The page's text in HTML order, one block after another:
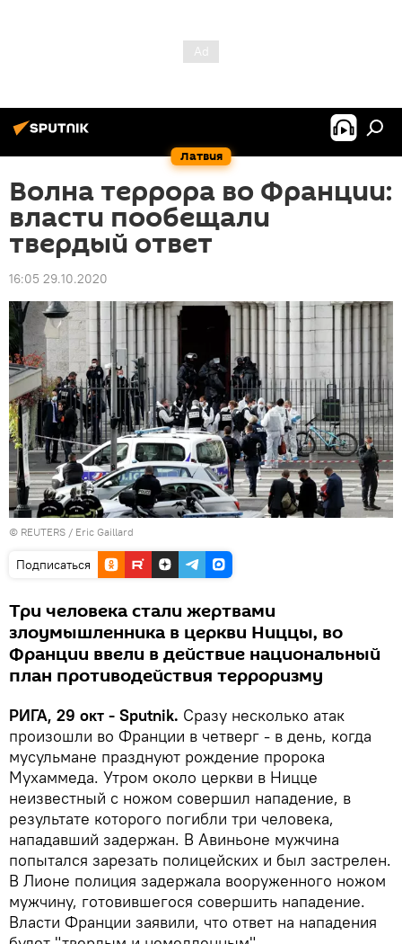
Латвия
Волна террора во Франции:
власти пообещали
твердый ответ
16:05 29.10.2020
© REUTERS / Eric Gaillard
Подписаться
Три человека стали жертвами
злоумышленника в церкви Ниццы, во
Франции ввели в действие национальный
план противодействия терроризму
РИГА, 29 окт - Sputnik. Сразу несколько атак
произошли во Франции в четверг - в день, когда
мусульмане празднуют рождение пророка
Мухаммеда. Утром около церкви в Ницце
неизвестный с ножом совершил нападение, в
результате которого погибли три человека,
нападавший задержан. В Авиньоне мужчина
попытался зарезать полицейских и был застрелен.
В Лионе полиция задержала вооруженного ножом
мужчину, готовившегося совершить нападение.
Власти Франции заявили, что ответ на нападения